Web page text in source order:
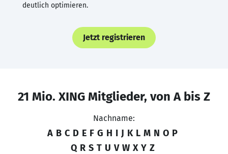
deutlich optimieren.
Jetzt registrieren
21 Mio. XING Mitglieder, von A bis Z
Nachname:
A B C D E F G H I J K L M N O P
Q R S T U V W X Y Z